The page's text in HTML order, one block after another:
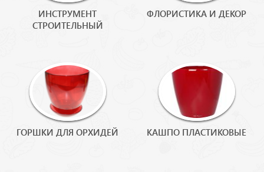
ИНСТРУМЕНТ
СТРОИТЕЛЬНЫЙ
ФЛОРИСТИКА И ДЕКОР
ГОРШКИ ДЛЯ ОРХИДЕЙ КАШПО ПЛАСТИКОВЫЕ